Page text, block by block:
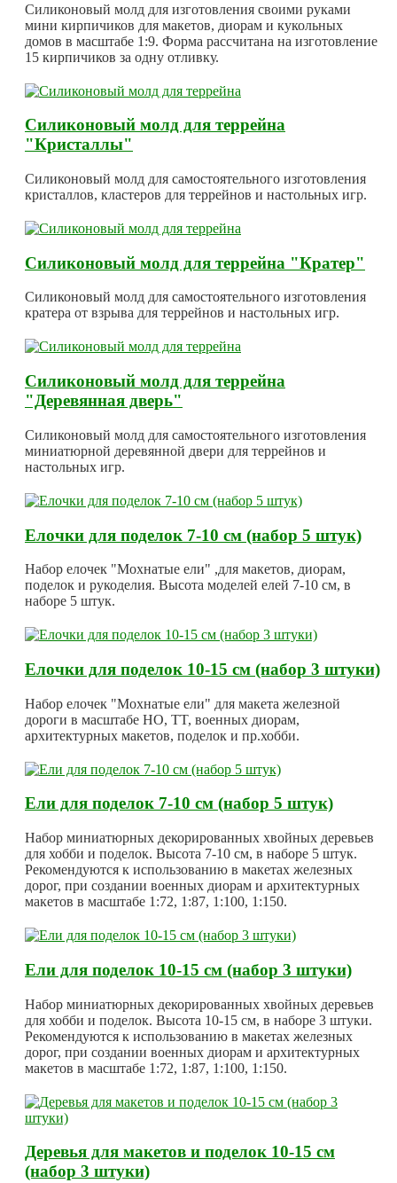
Силиконовый молд для изготовления своими руками
мини кирпичиков для макетов, диорам и кукольных
домов в масштабе 1:9. Форма рассчитана на изготовление
15 кирпичиков за одну отливку.
Силиконовый молд для террейна
"Кристаллы"
Силиконовый молд для самостоятельного изготовления
кристаллов, кластеров для террейнов и настольных игр.
Силиконовый молд для террейна "Кратер"
Силиконовый молд для самостоятельного изготовления
кратера от взрыва для террейнов и настольных игр.
Силиконовый молд для террейна
"Деревянная дверь"
Силиконовый молд для самостоятельного изготовления
миниатюрной деревянной двери для террейнов и
настольных игр.
Елочки для поделок 7-10 см (набор 5 штук)
Набор елочек "Мохнатые ели" ,для макетов, диорам,
поделок и рукоделия. Высота моделей елей 7-10 см, в
наборе 5 штук.
Елочки для поделок 10-15 см (набор 3 штуки)
Набор елочек "Мохнатые ели" для макета железной
дороги в масштабе HO, TT, военных диорам,
архитектурных макетов, поделок и пр.хобби.
Ели для поделок 7-10 см (набор 5 штук)
Набор миниатюрных декорированных хвойных деревьев
для хобби и поделок. Высота 7-10 см, в наборе 5 штук.
Рекомендуются к использованию в макетах железных
дорог, при создании военных диорам и архитектурных
макетов в масштабе 1:72, 1:87, 1:100, 1:150.
Ели для поделок 10-15 см (набор 3 штуки)
Набор миниатюрных декорированных хвойных деревьев
для хобби и поделок. Высота 10-15 см, в наборе 3 штуки.
Рекомендуются к использованию в макетах железных
дорог, при создании военных диорам и архитектурных
макетов в масштабе 1:72, 1:87, 1:100, 1:150.
Деревья для макетов и поделок 10-15 см
(набор 3 штуки)